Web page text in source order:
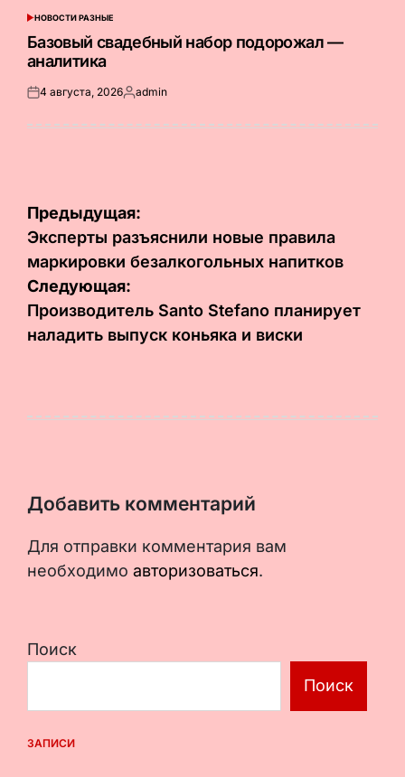
ОПУБЛИКОВАНО
В
НОВОСТИ РАЗНЫЕ
Базовый свадебный набор подорожал —
аналитика
Опубликовано
4 августа, 2026Запись
admin
Навигация
по
записям
Предыдущая:
Эксперты разъяснили новые правила
маркировки безалкогольных напитков
Следующая:
Производитель Santo Stefano планирует
наладить выпуск коньяка и виски
Добавить комментарий
Для отправки комментария вам
необходимо авторизоваться.
Поиск
Поиск
ЗАПИСИ